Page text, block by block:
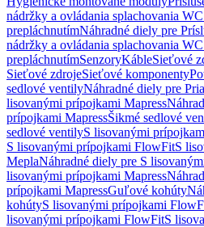
nádržky a ovládania splachovania
prepláchnutímNáhradné diely pre
nádržky a ovládania splachovania
prepláchnutímSenzoryKábleSieťové
Sieťové zdrojeSieťové komponenty
sedlové ventilyNáhradné diely pre
lisovanými prípojkami Mapress
prípojkami MapressŠikmé sedlové
sedlové ventilyS lisovanými
S lisovanými prípojkami FlowFitS
MeplaNáhradné diely pre S
lisovanými prípojkami Mapress
prípojkami MapressGuľové kohúty
kohútyS lisovanými prípojkami
lisovanými prípojkami FlowFitS